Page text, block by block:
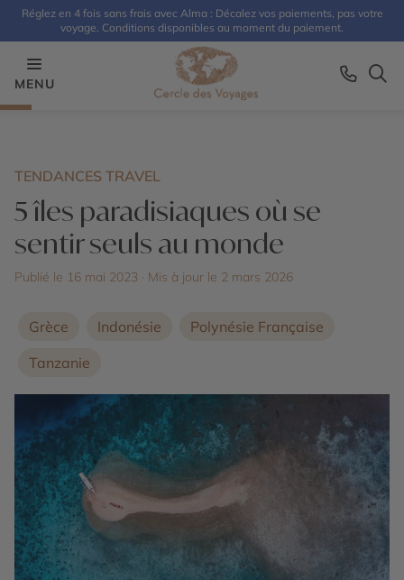
Réglez en 4 fois sans frais avec Alma : Décalez vos paiements, pas votre
voyage. Conditions disponibles au moment du paiement.
MENU
TENDANCES TRAVEL
5 îles paradisiaques où se
sentir seuls au monde
Publié le 16 mai 2023 · Mis à jour le 2 mars 2026
Grèce Indonésie
Polynésie Française
Tanzanie